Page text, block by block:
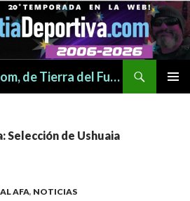
LaBestiaDeportiva.com, de Tierra del Fuego para todo el mundo
de Ushuaia
AFA, NOTICIAS